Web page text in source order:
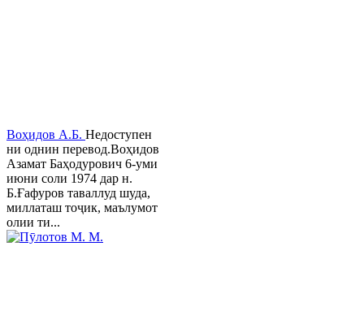
Воҳидов А.Б. Недоступен
ни однин перевод.Воҳидов
Азамат Баҳодурович 6-уми
июни соли 1974 дар н.
Б.Ғафуров таваллуд шуда,
миллаташ тоҷик, маълумот
олии ти...